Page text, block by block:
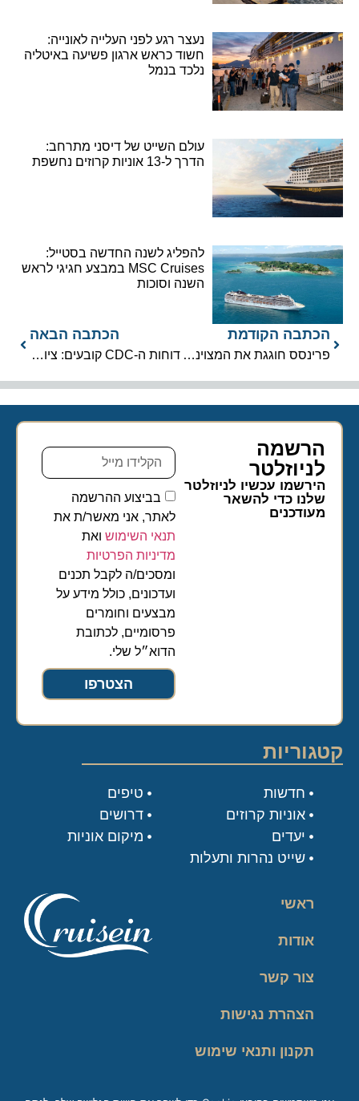
נעצר רגע לפני העלייה לאונייה:
חשוד כראש ארגון פשיעה באיטליה
נלכד בנמל
עולם השייט של דיסני מתרחב:
הדרך ל-13 אוניות קרוזים נחשפת
להפליג לשנה החדשה בסטייל:
MSC Cruises במבצע חגיגי לראש
השנה וסוכות
הכתבה הקודמת
פרינסס חוגגת את המצוינות האיטלקית עם Ospitalità Italiana היוקרתית
הכתבה הבאה
דוחות ה-CDC קובעים: ציון 100 לשלוש ספינות בביקורות פתע
הרשמה
לניוזלטר​
הירשמו עכשיו לניוזלטר
שלנו כדי להשאר
מעודכנים
בביצוע ההרשמה
לאתר, אני מאשר/ת את
תנאי השימושואת
מדיניות הפרטיות
ומסכים/ה לקבל תכנים
ועדכונים, כולל מידע על
מבצעים וחומרים
פרסומיים, לכתובת
הדוא״ל שלי.
הצטרפו
ראשי
אודות
צור קשר
הצהרת נגישות
תקנון ותנאי שימוש
קטגוריות
טיפים
דרושים
מיקום אוניות
חדשות
אוניות קרוזים
יעדים
שייט נהרות ותעלות